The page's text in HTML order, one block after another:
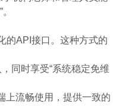
的API接口。这种方式的
同时享受“系统稳定免维
上流畅使用，提供一致的